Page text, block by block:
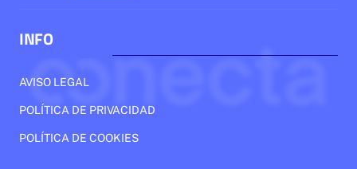
INFO
AVISO LEGAL
POLÍTICA DE PRIVACIDAD
POLÍTICA DE COOKIES